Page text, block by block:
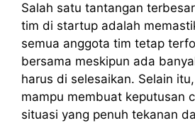
Salah satu tantangan
tim di startup adalah
semua anggota tim tetap
bersama meskipun ada
harus di selesaikan. Selain
mampu membuat keputusan
situasi yang penuh tekanan